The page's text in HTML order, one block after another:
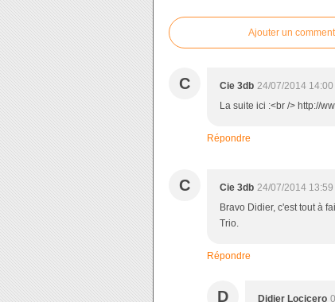
Ajouter un
C Cie 3db 24/07/2014 14:00
La suite ici :<br /> http://
Répondre
C Cie 3db 24/07/2014 13:59
Bravo Didier, c'est tout à
Trio.
Répondre
D Didier Locicero